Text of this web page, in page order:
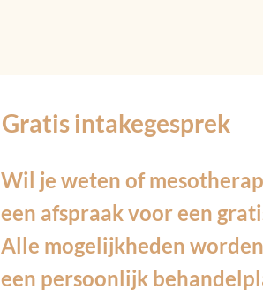
Gratis intakegesprek
Wil je weten of
een afspraak voor een
Alle mogelijkheden
een persoonlijk